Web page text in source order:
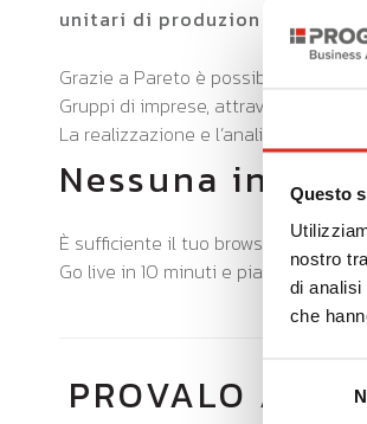
Questo
nostro
di analisi
che
del
unitari di produzione
Grazie a Pareto è possibile costruire
Gruppi di imprese, attraverso
La realizzazione e l’analisi del
Nessuna
È sufficiente il tuo browser
Go live in 10 minuti e piattaforma
PROVALO